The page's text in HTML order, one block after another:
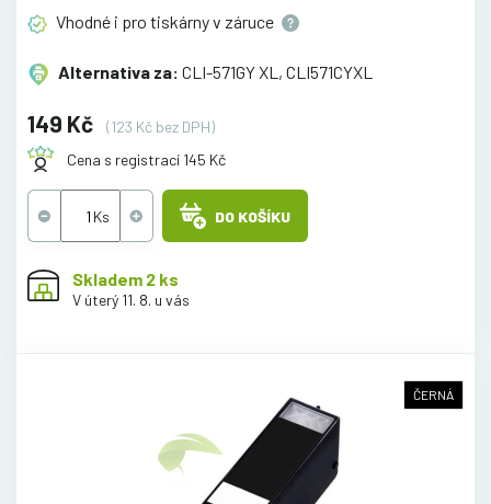
Vhodné i pro tiskárny v záruce
Alternativa za: CLI-571GY XL, CLI571CYXL
149 Kč
(123 Kč bez DPH)
Cena s registrací 145 Kč
DO KOŠÍKU
Skladem 2 ks
V úterý 11. 8. u vás
ČERNÁ